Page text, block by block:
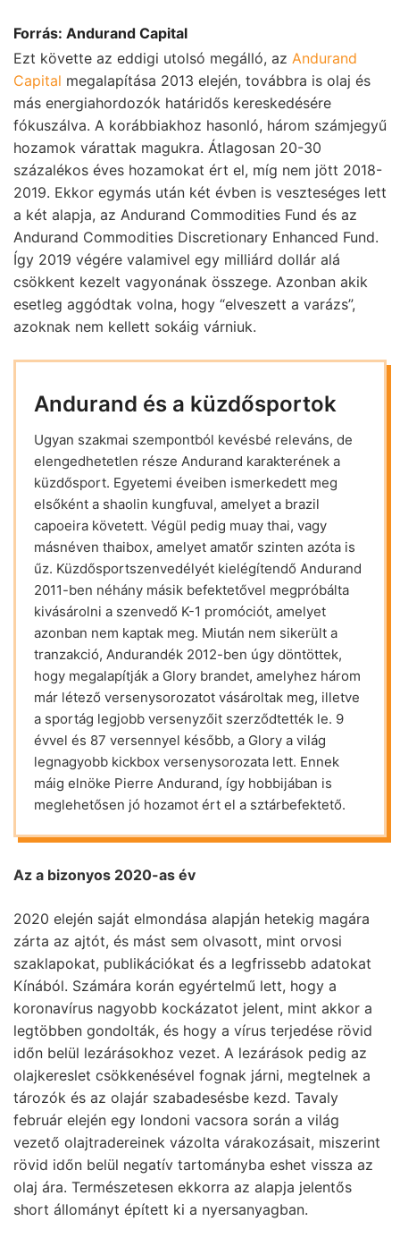
Forrás: Andurand Capital
Ezt követte az eddigi utolsó megálló, az Andurand
Capital megalapítása 2013 elején, továbbra is olaj és
más energiahordozók határidős kereskedésére
fókuszálva. A korábbiakhoz hasonló, három számjegyű
hozamok várattak magukra. Átlagosan 20-30
százalékos éves hozamokat ért el, míg nem jött 2018-
2019. Ekkor egymás után két évben is veszteséges lett
a két alapja, az Andurand Commodities Fund és az
Andurand Commodities Discretionary Enhanced Fund.
Így 2019 végére valamivel egy milliárd dollár alá
csökkent kezelt vagyonának összege. Azonban akik
esetleg aggódtak volna, hogy “elveszett a varázs”,
azoknak nem kellett sokáig várniuk.
Andurand és a küzdősportok
Ugyan szakmai szempontból kevésbé releváns, de
elengedhetetlen része Andurand karakterének a
küzdősport. Egyetemi éveiben ismerkedett meg
elsőként a shaolin kungfuval, amelyet a brazil
capoeira követett. Végül pedig muay thai, vagy
másnéven thaibox, amelyet amatőr szinten azóta is
űz. Küzdősportszenvedélyét kielégítendő Andurand
2011-ben néhány másik befektetővel megpróbálta
kivásárolni a szenvedő K-1 promóciót, amelyet
azonban nem kaptak meg. Miután nem sikerült a
tranzakció, Andurandék 2012-ben úgy döntöttek,
hogy megalapítják a Glory brandet, amelyhez három
már létező versenysorozatot vásároltak meg, illetve
a sportág legjobb versenyzőit szerződtették le. 9
évvel és 87 versennyel később, a Glory a világ
legnagyobb kickbox versenysorozata lett. Ennek
máig elnöke Pierre Andurand, így hobbijában is
meglehetősen jó hozamot ért el a sztárbefektető.
Az a bizonyos 2020-as év
2020 elején saját elmondása alapján hetekig magára
zárta az ajtót, és mást sem olvasott, mint orvosi
szaklapokat, publikációkat és a legfrissebb adatokat
Kínából. Számára korán egyértelmű lett, hogy a
koronavírus nagyobb kockázatot jelent, mint akkor a
legtöbben gondolták, és hogy a vírus terjedése rövid
időn belül lezárásokhoz vezet. A lezárások pedig az
olajkereslet csökkenésével fognak járni, megtelnek a
tározók és az olajár szabadesésbe kezd. Tavaly
február elején egy londoni vacsora során a világ
vezető olajtradereinek vázolta várakozásait, miszerint
rövid időn belül negatív tartományba eshet vissza az
olaj ára. Természetesen ekkorra az alapja jelentős
short állományt épített ki a nyersanyagban.